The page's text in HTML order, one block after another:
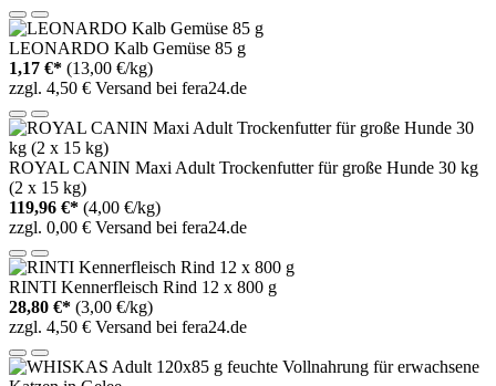
LEONARDO Kalb Gemüse 85 g
1,17 €* (13,00 €/kg)
zzgl. 4,50 € Versand bei fera24.de
ROYAL CANIN Maxi Adult Trockenfutter für große Hunde 30 kg
(2 x 15 kg)
119,96 €* (4,00 €/kg)
zzgl. 0,00 € Versand bei fera24.de
RINTI Kennerfleisch Rind 12 x 800 g
28,80 €* (3,00 €/kg)
zzgl. 4,50 € Versand bei fera24.de